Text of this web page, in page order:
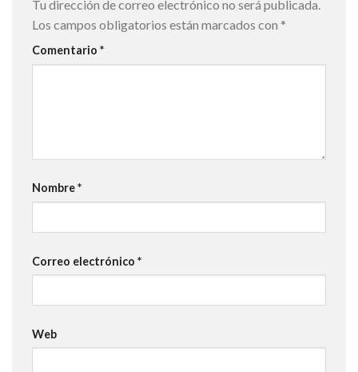
Tu dirección de correo electrónico no será publicada.
Los campos obligatorios están marcados con *
Comentario *
Nombre*
Correo electrónico *
Web